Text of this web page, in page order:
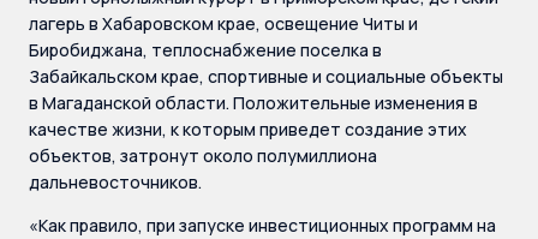
лагерь в Хабаровском крае, освещение Читы и
Биробиджана, теплоснабжение поселка в
Забайкальском крае, спортивные и социальные объекты
в Магаданской области. Положительные изменения в
качестве жизни, к которым приведет создание этих
объектов, затронут около полумиллиона
дальневосточников.
«Как правило, при запуске инвестиционных программ на